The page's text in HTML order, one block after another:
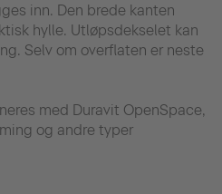
inn. Den brede kanten
hylle. Utløpsdekselet kan
Selv om overflaten er neste
med Duravit OpenSpace,
og andre typer